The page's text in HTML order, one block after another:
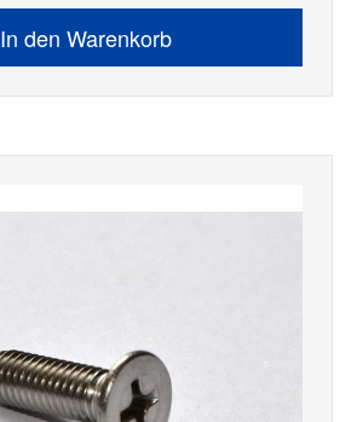
In den Warenkorb